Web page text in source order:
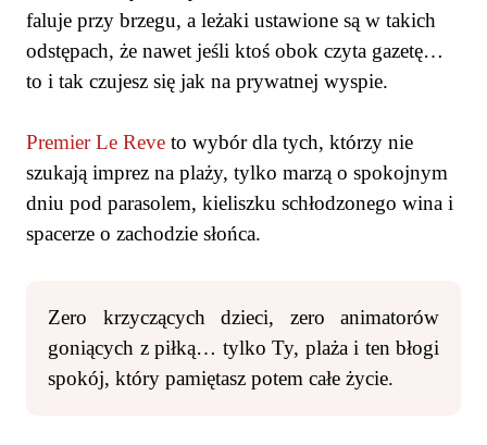
faluje przy brzegu, a leżaki ustawione są w takich
odstępach, że nawet jeśli ktoś obok czyta gazetę…
to i tak czujesz się jak na prywatnej wyspie.
Premier Le Reve to wybór dla tych, którzy nie
szukają imprez na plaży, tylko marzą o spokojnym
dniu pod parasolem, kieliszku schłodzonego wina i
spacerze o zachodzie słońca.
Zero krzyczących dzieci, zero animatorów
goniących z piłką… tylko Ty, plaża i ten błogi
spokój, który pamiętasz potem całe życie.